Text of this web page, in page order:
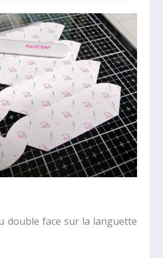
double face sur la languette